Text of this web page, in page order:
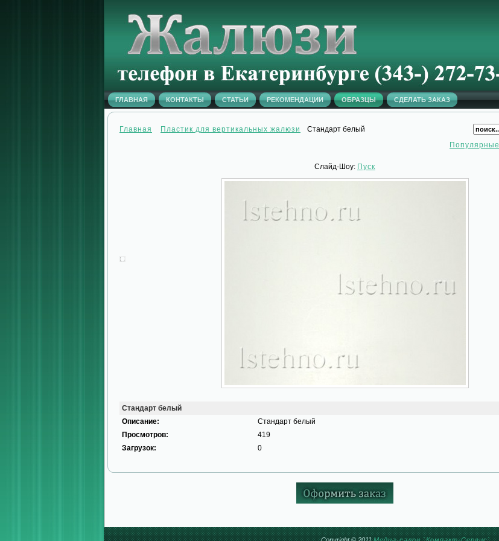
ГЛАВНАЯ КОНТАКТЫ СТАТЬИ РЕКОМЕНДАЦИИ ОБРАЗЦЫ СДЕЛАТЬ ЗАКАЗ
Главная Пластик для вертикальных жалюзи
Стандарт белый
Популярные
Слайд-Шоу: Пуск
Стандарт белый
Описание:
Стандарт белый
Просмотров:
419
Загрузок:
0
Copyright © 2011Медиа-салон `Компакт-Сервис`